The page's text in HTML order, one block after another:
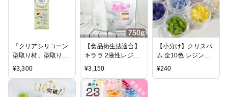
「クリアシリコーン
型取り材」型取り材
チューブタイプ パジ
¥3,300
【食品衛生法適合】
キララ 2液性レジン
液 750g エポキシ
樹脂 ／ 固まるハ
ーバリウム クリスタ
ル レジン リバーテ
¥3,150
【小分け】クリスパ
ム 全10色 レジン封
入花材 大地農園
¥240